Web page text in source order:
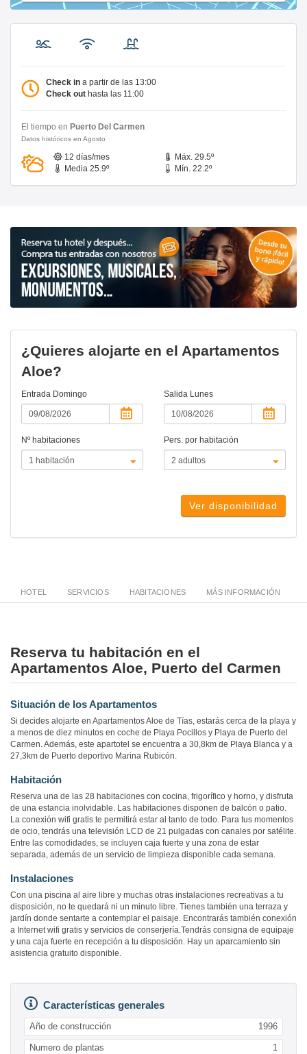
Check in a partir de las 13:00
Check out hasta las 11:00
El tiempo en Puerto Del Carmen
Datos históricos en Agosto
12 días/mes
Máx. 29.5º
Media 25.9º
Mín. 22.2º
¿Quieres alojarte en el Apartamentos
Aloe?
Entrada Domingo Salida Lunes
Nº habitaciones Pers. por habitación
Ver disponibilidad
HOTEL SERVICIOS HABITACIONES MÁS INFORMACIÓN
Reserva tu habitación en el
Apartamentos Aloe, Puerto del Carmen
Situación de los Apartamentos
Si decides alojarte en Apartamentos Aloe de Tías, estarás cerca de la playa y
a menos de diez minutos en coche de Playa Pocillos y Playa de Puerto del
Carmen. Además, este apartotel se encuentra a 30,8km de Playa Blanca y a
27,3km de Puerto deportivo Marina Rubicón.
Habitación
Reserva una de las 28 habitaciones con cocina, frigorífico y horno, y disfruta
de una estancia inolvidable. Las habitaciones disponen de balcón o patio.
La conexión wifi gratis te permitirá estar al tanto de todo. Para tus momentos
de ocio, tendrás una televisión LCD de 21 pulgadas con canales por satélite.
Entre las comodidades, se incluyen caja fuerte y una zona de estar
separada, además de un servicio de limpieza disponible cada semana.
Instalaciones
Con una piscina al aire libre y muchas otras instalaciones recreativas a tu
disposición, no te quedará ni un minuto libre. Tienes también una terraza y
jardín donde sentarte a contemplar el paisaje. Encontrarás también conexión
a Internet wifi gratis y servicios de conserjería.Tendrás consigna de equipaje
y una caja fuerte en recepción a tu disposición. Hay un aparcamiento sin
asistencia gratuito disponible.
Características generales
Año de construcción 1996
Numero de plantas 1